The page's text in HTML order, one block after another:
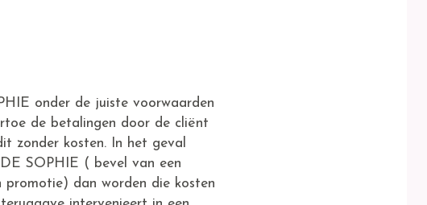
onder de juiste voorwaarden
de betalingen door de cliënt
zonder kosten. In het geval
SOPHIE ( bevel van een
promotie) dan worden die kosten